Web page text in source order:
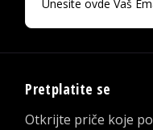
Pretplatite se
Otkrijte priče koje